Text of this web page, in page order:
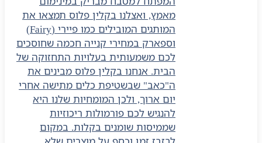
מאמץ, ואצלנו בקלין פלוס תמצאו את
המותגים המובילים כמו פיירי (Fairy)
וספארק במחירי קנייה חכמה שחוסכים
לכם משמעותית בעלויות התחזוקה של
הבית. אנחנו בקלין פלוס מבינים את
ה"כאב" שבשטיפת כלים מתישה אחרי
יום ארוך, ולכן המומחיות שלנו היא
להנגיש לכם פורמולות ריכוזיות
שממיסות שומנים בקלות. במקום